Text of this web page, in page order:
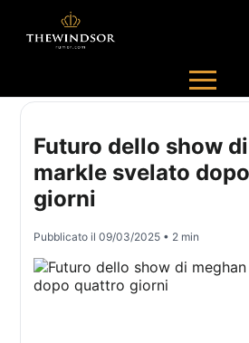
Futuro dello show
markle svelato
giorni
Pubblicato il09/03/2025 • 2 min